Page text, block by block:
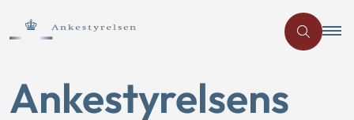
Ankestyrelsens